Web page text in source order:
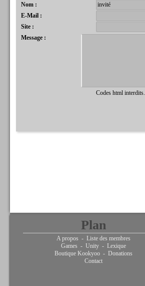
Nom :
E-Mail :
Site :
Message :
Codes html
Plan
A propos - Liste des membres
Games - Unity - Lexique
Boutique Kookyoo - Donations
Contact